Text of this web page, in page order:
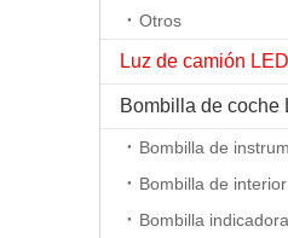
Otros
Luz de camión LED
Bombilla de coche